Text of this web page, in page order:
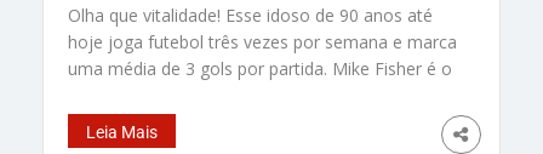
Olha que vitalidade! Esse idoso de 90 anos até
hoje joga futebol três vezes por semana e marca
uma média de 3 gols por partida. Mike Fisher é o
começou carreira no futebol amador há 75 anos,
em 1949. Ele ganhou o apelido de “ninja” dos
Leia Mais